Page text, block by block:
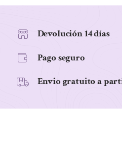
130G
Devolución 14 días
Pago seguro
Envio gratuito a